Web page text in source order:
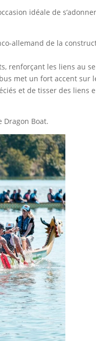
idéale de
allemand de la
renforçant les liens au
met un fort accent sur
et de tisser des liens
Dragon Boat.